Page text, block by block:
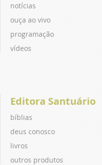
notícias
ouça ao vivo
programação
vídeos
Editora Santuário
bíblias
deus conosco
livros
outros produtos